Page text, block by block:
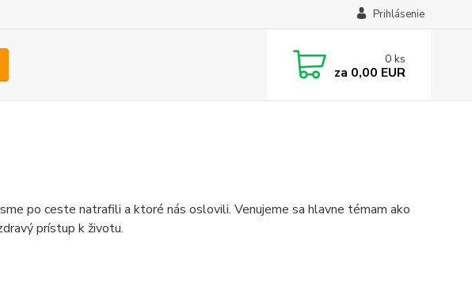
Prihlásenie
0 ks
za 0,00 EUR
po ceste natrafili a ktoré nás oslovili. Venujeme sa hlavne témam ako
prístup k životu.